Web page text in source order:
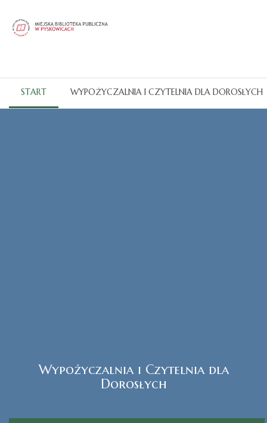
START WYPOŻYCZALNIA I CZYTELNIA DLA DOROSŁYCH
Czytak Plus
Wypożyczalnia i Czytelnia dla
Dorosłych